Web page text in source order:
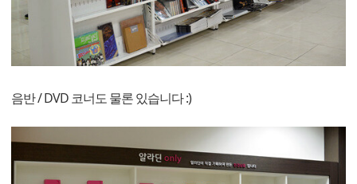
음반 / DVD 코너도 물론 있습니다 :)